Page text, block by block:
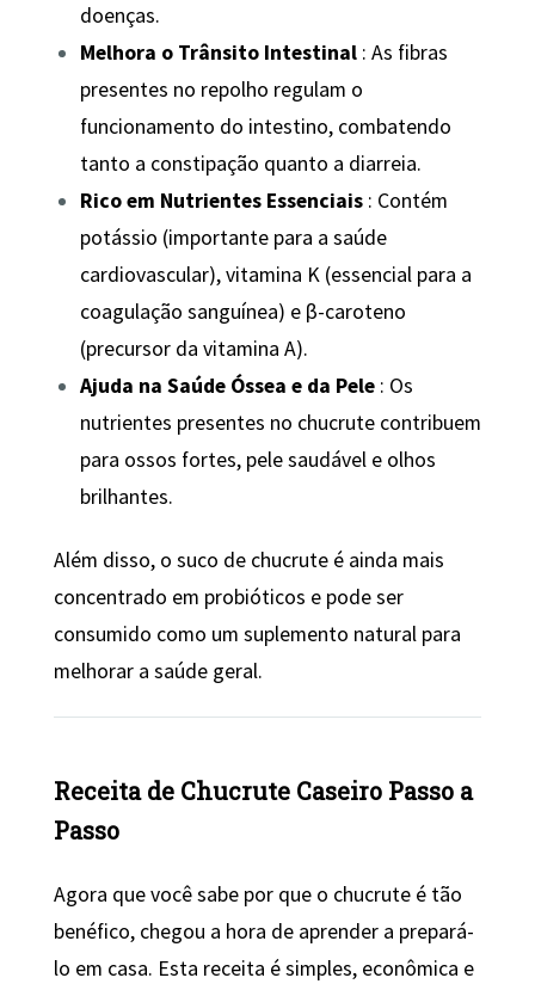
doenças.
Melhora o Trânsito Intestinal : As fibras
presentes no repolho regulam o
funcionamento do intestino, combatendo
tanto a constipação quanto a diarreia.
Rico em Nutrientes Essenciais : Contém
potássio (importante para a saúde
cardiovascular), vitamina K (essencial para a
coagulação sanguínea) e β-caroteno
(precursor da vitamina A).
Ajuda na Saúde Óssea e da Pele : Os
nutrientes presentes no chucrute contribuem
para ossos fortes, pele saudável e olhos
brilhantes.
Além disso, o suco de chucrute é ainda mais
concentrado em probióticos e pode ser
consumido como um suplemento natural para
melhorar a saúde geral.
Receita de Chucrute Caseiro Passo a
Passo
Agora que você sabe por que o chucrute é tão
benéfico, chegou a hora de aprender a prepará-
lo em casa. Esta receita é simples, econômica e